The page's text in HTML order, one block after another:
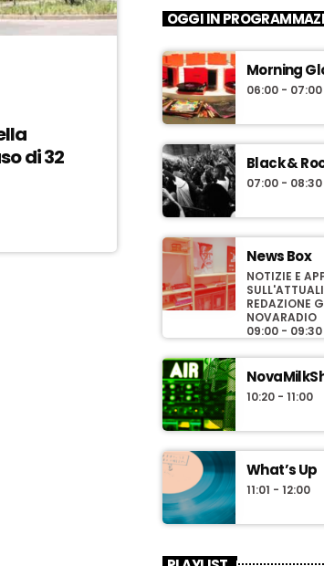
di 32
OGGI IN
Morning
06:00 - 07:00
Black &
07:00 - 08:30
News Box
NOTIZIE E
REDAZIONE
NOVARADIO
09:00 - 09:30
10:20 - 11:00
What’s Up
11:01 - 12:00